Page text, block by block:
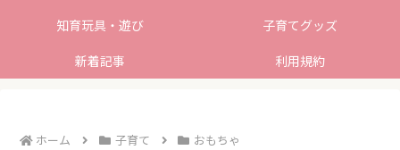
知育玩具・遊び
子育てグッズ
新着記事
利用規約
ホーム 子育て おもちゃ